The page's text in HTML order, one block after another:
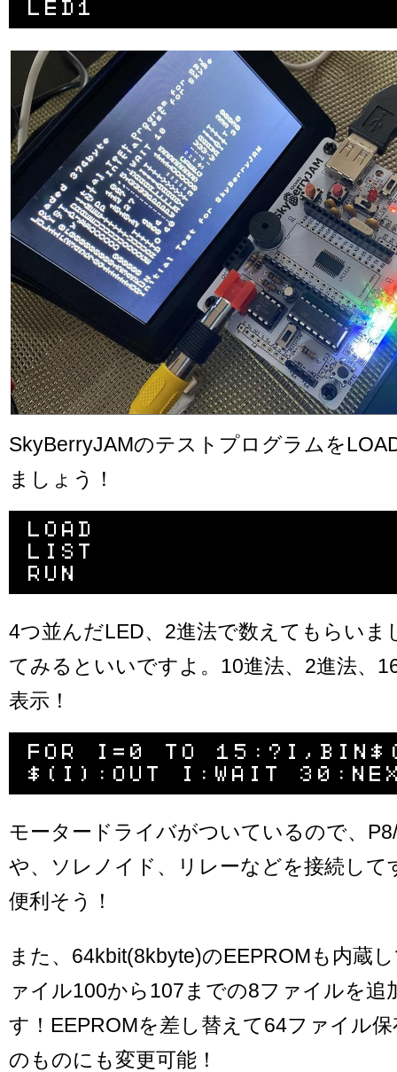
SkyBerryJAMのテストプログラムを
ましょう！
LOAD
LIST
4つ並んだLED、2進法で数えてもらいま
てみるといいですよ。10進法、2進法、
表示！
FOR I=0 TO
モータードライバがついているので、
や、ソレノイド、リレーなどを接続して
便利そう！
また、64kbit(8kbyte)のEEPROMも内蔵
ァイル100から107までの8ファイルを追
す！EEPROMを差し替えて64ファイル
のものにも変更可能！